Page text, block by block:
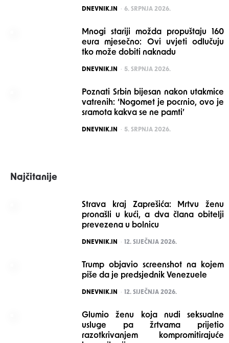
POSTED
DNEVNIK.IN 6. SRPNJA 2026.
Mnogi stariji možda propuštaju 160
eura mjesečno: Ovi uvjeti odlučuju
tko može dobiti naknadu
POSTED
DNEVNIK.IN 5. SRPNJA 2026.
Poznati Srbin bijesan nakon utakmice
vatrenih: ‘Nogomet je pocrnio, ovo je
sramota kakva se ne pamti’
POSTED
DNEVNIK.IN 5. SRPNJA 2026.
Najčitanije
Strava kraj Zaprešića: Mrtvu ženu
pronašli u kući, a dva člana obitelji
prevezena u bolnicu
POSTED
DNEVNIK.IN 12. SIJEČNJA 2026.
Trump objavio screenshot na kojem
piše da je predsjednik Venezuele
POSTED
DNEVNIK.IN 12. SIJEČNJA 2026.
Glumio ženu koja nudi seksualne
usluge pa žrtvama prijetio
razotkrivanjem kompromitirajuće